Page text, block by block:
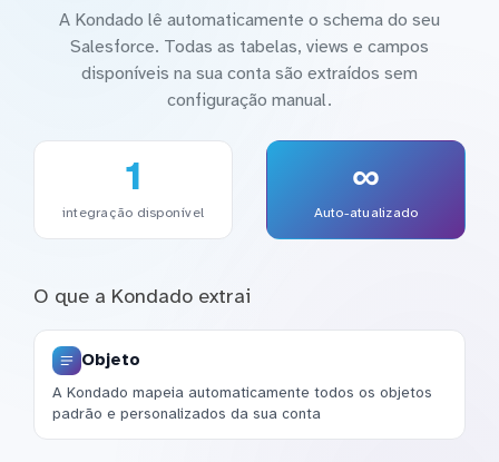
A Kondado lê automaticamente o schema do seu
Salesforce. Todas as tabelas, views e campos
disponíveis na sua conta são extraídos sem
configuração manual.
1
integração disponível
∞
Auto-atualizado
O que a Kondado extrai
Objeto
A Kondado mapeia automaticamente todos os objetos
padrão e personalizados da sua conta